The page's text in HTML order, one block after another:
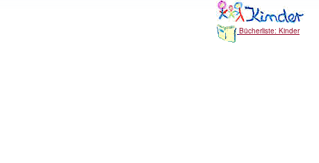
Bücherliste: Kinder